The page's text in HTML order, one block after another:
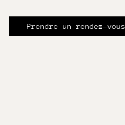
Prendre un rendez-vous